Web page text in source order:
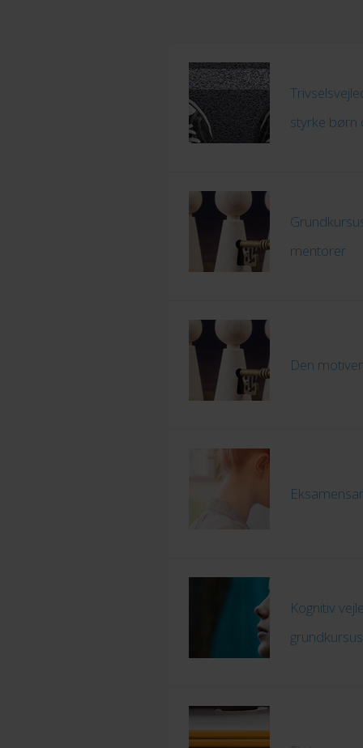
styrke børn
mentorer
Den
Kognitiv
grundkursus